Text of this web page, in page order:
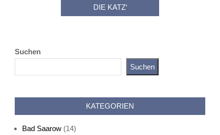
DIE KATZ‘
Suchen
Suchen
KATEGORIEN
Bad Saarow (14)